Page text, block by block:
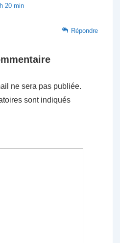
20 min
Répondre
ne sera pas publiée.
sont indiqués